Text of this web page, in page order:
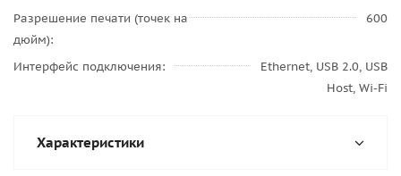
Разрешение печати (точек на
дюйм)
600
Интерфейс подключения
Ethernet, USB 2.0, USB
Host, Wi-Fi
Характеристики